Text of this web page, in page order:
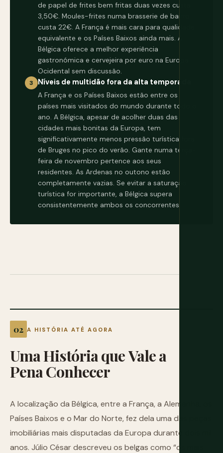
de papel de frites bem fritas duas vezes custa
3,50€. Moules-frites numa brasserie de bairro
custa 22€. A França é mais cara para qualidade
equivalente e os Países Baixos ainda mais. A
Bélgica oferece a melhor experiência
gastronómica e cervejeira por euro na Europa
Ocidental sem discussão.
3 Níveis de multidão fora da alta temporada
A França e os Países Baixos estão entre os
países mais visitados do mundo durante todo o
ano. A Bélgica, apesar de acolher duas das
cidades mais bonitas da Europa, tem
significativamente menos pressão turística fora
de Bruges no pico do verão. Gante numa terça-
feira de novembro pertence aos seus
residentes. As Ardenas no outono estão
completamente vazias. Se evitar a saturação
turística for importante, a Bélgica supera
consistentemente ambos os concorrentes.
A HISTÓRIA ATÉ AGORA
UmaHistóriaqueValea
PenaConhecer
A localização da Bélgica, entre a França, a Alemanha, os
Países Baixos e o Mar do Norte, fez dela uma das peças
imobiliárias mais disputadas da Europa durante dois mil
anos. Júlio César descreveu os belgas como “os mais